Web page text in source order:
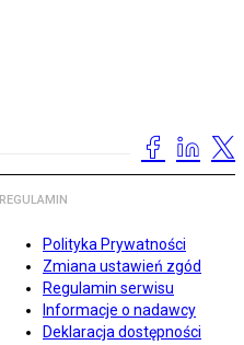
REGULAMIN
Polityka Prywatności
Zmiana ustawień zgód
Regulamin serwisu
Informacje o nadawcy
Deklaracja dostępności